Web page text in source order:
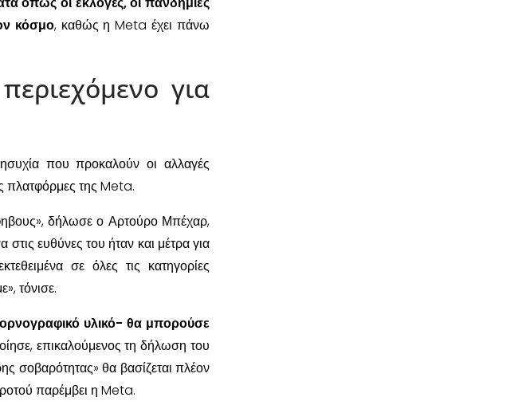
κόσμο, καθώς η Meta έχει πάνω
για
που προκαλούν οι αλλαγές
πλατφόρμες της Meta.
δήλωσε ο Αρτούρο Μπέχαρ,
ευθύνες του ήταν και μέτρα για
σε όλες τις κατηγορίες
τόνισε.
υλικό- θα μπορούσε
επικαλούμενος τη δήλωση του
σοβαρότητας» θα βασίζεται πλέον
παρέμβει η Meta.